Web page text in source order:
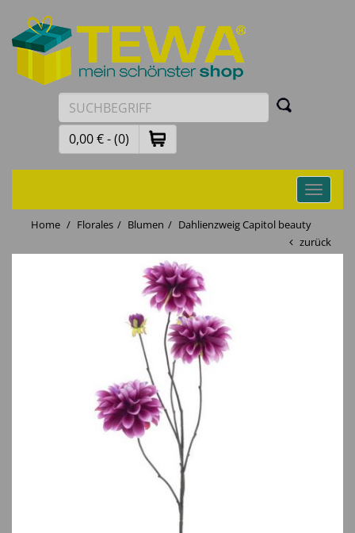
0,00 € - (0)
Toggle
Home
Florales Blumen
Dahlienzweig Capitol beauty
zurück